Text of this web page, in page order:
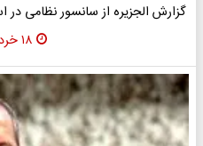
گزارش الجزیره از سانسور نظامی در
۱۸ خرداد ۱۴۰۵